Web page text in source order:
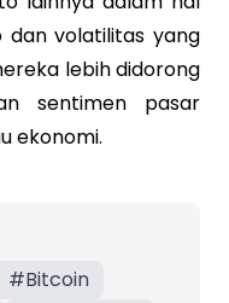
dan volatilitas yang
lebih didorong
sentimen pasar
ekonomi.
#Bitcoin